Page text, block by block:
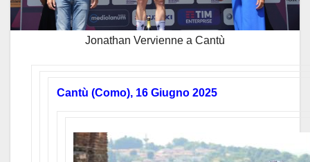
Jonathan Vervienne a Cantù
Cantù (Como), 16 Giugno 2025